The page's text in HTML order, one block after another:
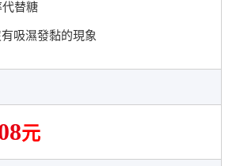
代替糖
吸濕發黏的現象
元